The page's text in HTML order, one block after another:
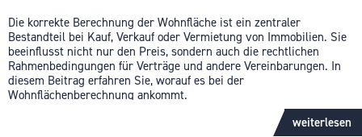
Die korrekte Berechnung der Wohnfläche ist ein zentraler
Bestandteil bei Kauf, Verkauf oder Vermietung von Immobilien. Sie
beeinflusst nicht nur den Preis, sondern auch die rechtlichen
Rahmenbedingungen für Verträge und andere Vereinbarungen. In
diesem Beitrag erfahren Sie, worauf es bei der
Wohnflächenberechnung ankommt.
weiterlesen